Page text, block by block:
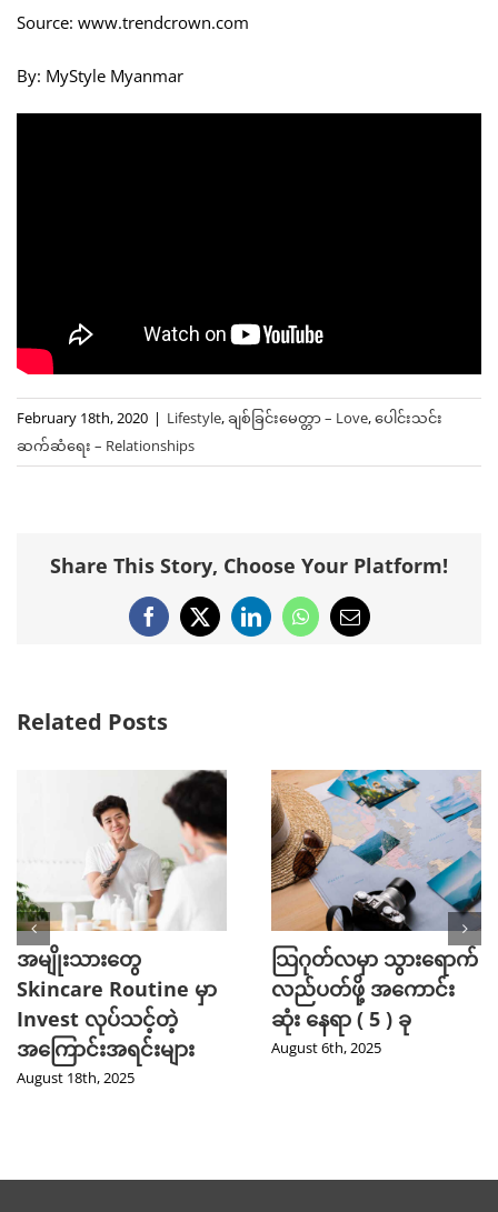
Source: www.trendcrown.com
By: MyStyle Myanmar
February 18th, 2020 | Lifestyle,ချစ်ခြင်းမေတ္တာ – Love,ပေါင်းသင်း
ဆက်ဆံရေး – Relationships
Share This Story, Choose Your Platform!
Facebook
X LinkedInWhatsApp
Email
Related Posts
အမျိုးသားတွေ
Skincare Routine မှာ
Invest လုပ်သင့်တဲ့
အကြောင်းအရင်းများ
August 18th, 2025
သြဂုတ်လမှာ သွားရောက်
လည်ပတ်ဖို့ အကောင်း
ဆုံး နေရာ ( 5 ) ခု
August 6th, 2025